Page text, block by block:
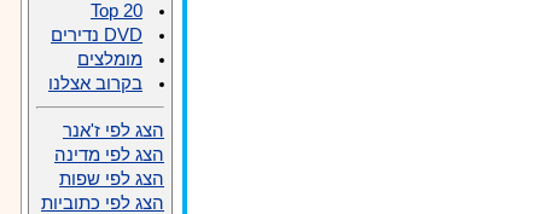
Top 20
DVD נדירים
מומלצים
בקרוב אצלנו
הצג לפי ז'אנר
הצג לפי מדינה
הצג לפי שפות
הצג לפי כתוביות